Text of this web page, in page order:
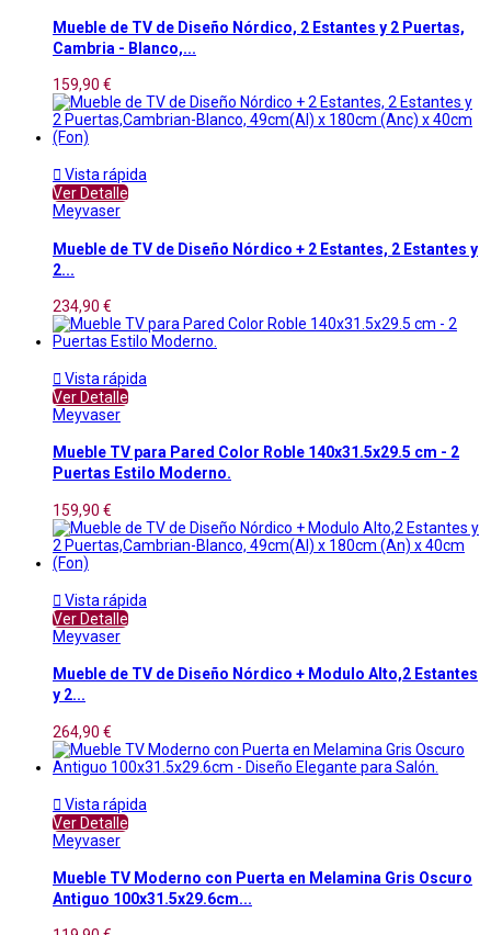
Mueble de TV de Diseño Nórdico, 2 Estantes y 2 Puertas,
Cambria - Blanco,...
159,90 €
 Vista rápida
Ver Detalle
Meyvaser
Mueble de TV de Diseño Nórdico + 2 Estantes, 2 Estantes y
2...
234,90 €
 Vista rápida
Ver Detalle
Meyvaser
Mueble TV para Pared Color Roble 140x31.5x29.5 cm - 2
Puertas Estilo Moderno.
159,90 €
 Vista rápida
Ver Detalle
Meyvaser
Mueble de TV de Diseño Nórdico + Modulo Alto,2 Estantes
y 2...
264,90 €
 Vista rápida
Ver Detalle
Meyvaser
Mueble TV Moderno con Puerta en Melamina Gris Oscuro
Antiguo 100x31.5x29.6cm...